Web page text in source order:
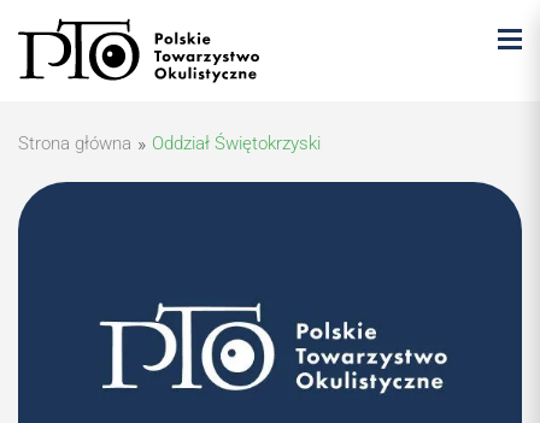
Strona główna » Oddział Świętokrzyski